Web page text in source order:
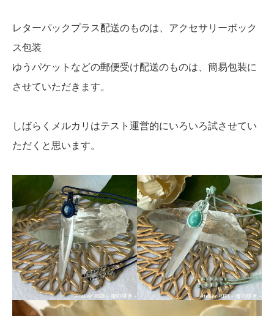
レターパックプラス配送のものは、アクセサリーボック
ス包装
ゆうパケットなどの郵便受け配送のものは、簡易包装に
させていただきます。
しばらくメルカリはテスト運営的にいろいろ試させてい
ただくと思います。